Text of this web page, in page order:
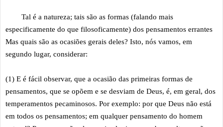
Tal é a natureza; tais são as formas (falando mais
especificamente do que filosoficamente) dos pensamentos errantes
Mas quais são as ocasiões gerais deles? Isto, nós vamos, em
segundo lugar, considerar:
(1) E é fácil observar, que a ocasião das primeiras formas de
pensamentos, que se opõem e se desviam de Deus, é, em geral, dos
temperamentos pecaminosos. Por exemplo: por que Deus não está
em todos os pensamentos; em qualquer pensamento do homem